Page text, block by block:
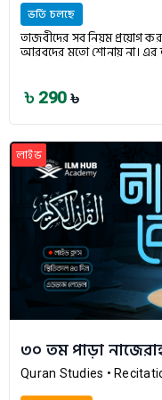
ভর্তি চলছে
তাজবীদের সব নিয়ম প্রয়োগ
আরবদের মতো শোনায় না। এর
৳ 290 ৳
লাইভ
৩০ তম পাড়া
Quran Studies •